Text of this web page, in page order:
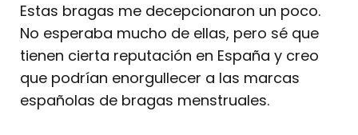
Estas bragas me decepcionaron un poco.
No esperaba mucho de ellas, pero sé que
tienen cierta reputación en España y creo
que podrían enorgullecer a las marcas
españolas de bragas menstruales.